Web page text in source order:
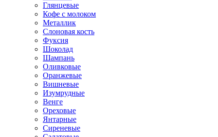
Глянцевые
Кофе с молоком
Металлик
Слоновая кость
Фуксия
Шоколад
Шампань
Оливковые
Оранжевые
Вишневые
Изумрудные
Венге
Ореховые
Янтарные
Сиреневые